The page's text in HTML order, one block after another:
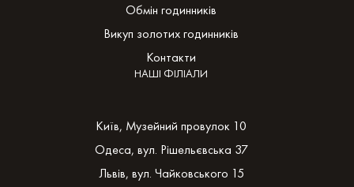
Обмін годинників
Викуп золотих годинників
Контакти
НАШІ ФІЛІАЛИ
Київ, Музейний провулок 10
Одеса, вул. Рішельєвська 37
Львів, вул. Чайковського 15